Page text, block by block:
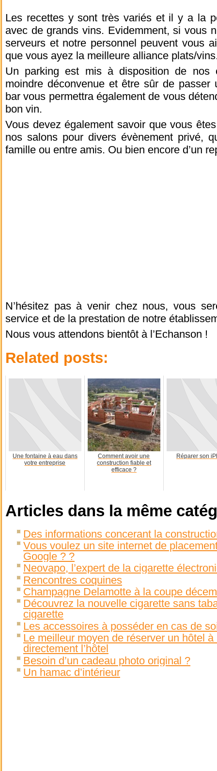
Les recettes y sont très variés et il y a la
avec de grands vins. Evidemment, si vous
serveurs et notre personnel peuvent vous
que vous ayez la meilleure alliance plats/
Un parking est mis à disposition de
moindre déconvenue et être sûr de
bar vous permettra également de vous
bon vin.
Vous devez également savoir que vous
nos salons pour divers évènement privé,
famille ou entre amis. Ou bien encore d’un
N’hésitez pas à venir chez nous, vous
service et de la prestation de notre
Nous vous attendons bientôt à l’Echanson !
Related posts:
Une fontaine à eau dans
votre entreprise
Comment avoir une
construction fiable et
efficace ?
Réparer son
Articles dans la même
Des informations concerant la
Vous voulez un site internet de
Google ? ?
Neovapo, l’expert de la cigarette
Rencontres coquines
Champagne Delamotte à la coupe
Découvrez la nouvelle cigarette sans
cigarette
Les accessoires à posséder en cas de
Le meilleur moyen de réserver un hôtel à
directement l’hôtel
Besoin d’un cadeau photo original ?
Un hamac d’intérieur